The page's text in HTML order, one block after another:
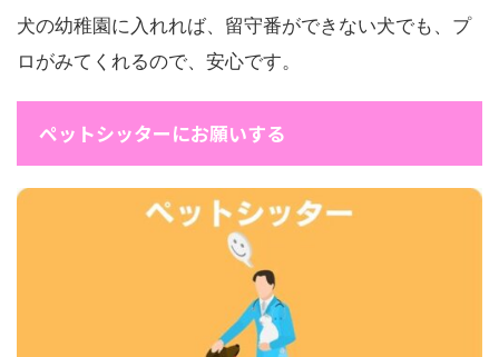
犬の幼稚園に入れれば、留守番ができない犬でも、プ
ロがみてくれるので、安心です。
ペットシッターにお願いする